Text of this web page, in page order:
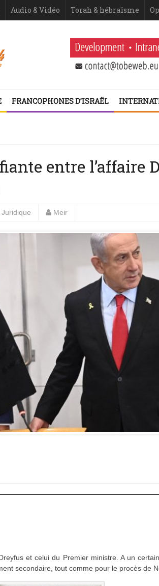
Audio & Vidéo Torah & hébraïsme
FRANCOPHONES D’ISRAËL
de Netanyahou
d’une fatigue historique juive face à l’injonction de
entre l’affaire
Juridique Meir
et celui du Premier ministre. A un
secondaire, tout comme pour le procès de